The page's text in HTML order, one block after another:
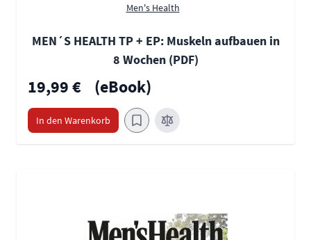
Men's Health
MEN´S HEALTH TP + EP: Muskeln aufbauen in
8 Wochen (PDF)
19,99 € (eBook)
In den Warenkorb